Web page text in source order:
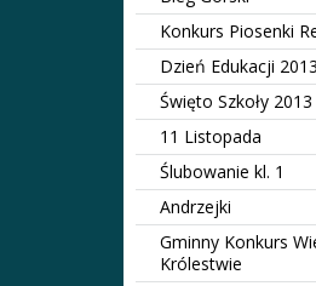
Konkurs Piosenki
Dzień Edukacji 2013
Święto Szkoły 2013
11 Listopada
Ślubowanie kl. 1
Andrzejki
Gminny Konkurs
Królestwie